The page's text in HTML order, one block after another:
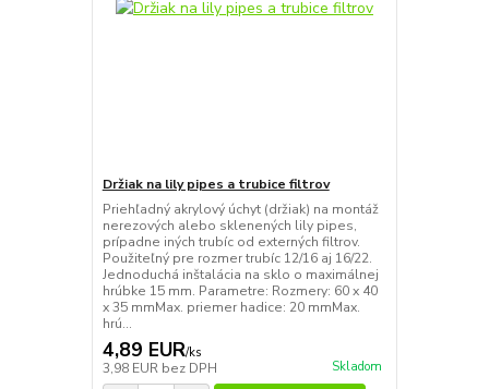
Držiak na lily pipes a trubice filtrov
Priehľadný akrylový úchyt (držiak) na montáž
nerezových alebo sklenených lily pipes,
prípadne iných trubíc od externých filtrov.
Použiteľný pre rozmer trubíc 12/16 aj 16/22.
Jednoduchá inštalácia na sklo o maximálnej
hrúbke 15 mm. Parametre: Rozmery: 60 x 40
x 35 mmMax. priemer hadice: 20 mmMax.
hrú...
4,89 EUR/ks
3,98 EUR bez DPH Skladom